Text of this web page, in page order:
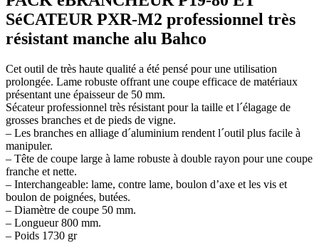
SéCATEUR PXR-M2 professionnel très
résistant manche alu Bahco
Cet outil de très haute qualité a été pensé pour une utilisation
prolongée. Lame robuste offrant une coupe efficace de matériaux
présentant une épaisseur de 50 mm.
Sécateur professionnel très résistant pour la taille et l´élagage de
grosses branches et de pieds de vigne.
– Les branches en alliage d´aluminium rendent l´outil plus facile à
manipuler.
– Tête de coupe large à lame robuste à double rayon pour une coupe
franche et nette.
– Interchangeable: lame, contre lame, boulon d’axe et les vis et
boulon de poignées, butées.
– Diamètre de coupe 50 mm.
– Longueur 800 mm.
– Poids 1730 gr